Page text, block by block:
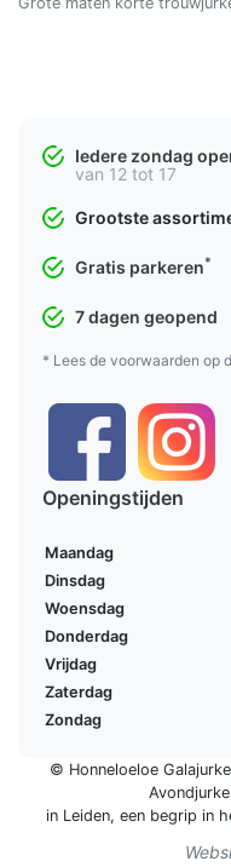
Iedere zondag
van 12 tot 17
Grootste
Gratis parkeren*
7 dagen geopend
* Lees de voorwaarden op
Openingstijden
Maandag
Dinsdag
Woensdag
Donderdag
Vrijdag
Zaterdag
Zondag
© Honneloeloe
in Leiden, een begrip in